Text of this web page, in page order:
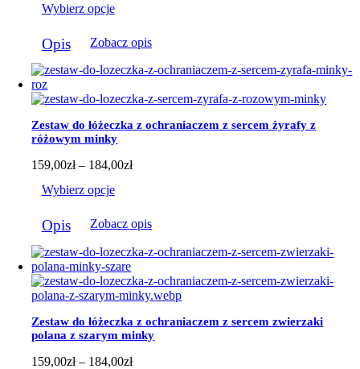
do
Wybierz opcje
produkt
ma
wiele
wariantów.
Opcje
można
wybrać
na
stronie
Opis Zobacz opis
Zestaw do łóżeczka z ochraniaczem z sercem żyrafy z
różowym minky
159,00zł – 184,00złZakres
do
Wybierz opcje
produkt
ma
wiele
wariantów.
Opcje
można
wybrać
na
stronie
produktu
Opis Zobacz opis
Zestaw do łóżeczka z ochraniaczem z sercem zwierzaki
polana z szarym minky
159,00zł – 184,00złZakres